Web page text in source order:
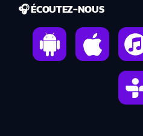
🎧 ÉCOUTEZ-NOUS